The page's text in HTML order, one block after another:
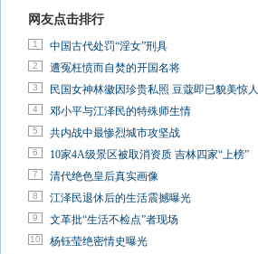
网友点击排行
1 中国古代处罚“淫女”刑具
2 遭冤枉愤而自焚的开国名将
3 民国女神林徽因珍贵私照 豆蔻即已貌美惊人
4 邓小平与江泽民的特殊师生情
5 共内战中最惨烈城市攻坚战
6 10家4A级景区被取消资质 吉林四家“上榜”
7 清代绝色皇后真实画像
8 江泽民退休后的生活震撼曝光
9 文革批“生活不检点”者现场
10 杨钰莹绝密情史曝光